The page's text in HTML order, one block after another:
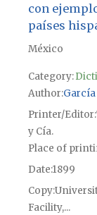
con
países
México
Category:
Author García
Printer/Editor
y Cía.
Place of
Date1899
Copy
Facility,...